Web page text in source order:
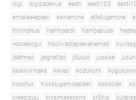
digi
digipädevus eesti eesti103
emakeelepäev
esinemine ettelugemine
fotonäitus
hambaarst hambabuss
Hoolekogu
hoolivadlapsevanemad
jäätmed
jalgrattad jõulud jussike
keskkonnake
kevad kodukoht
koolitus
Kooslugemisepäev koosolek
kreegipuu
kriisimeeskond krõllid